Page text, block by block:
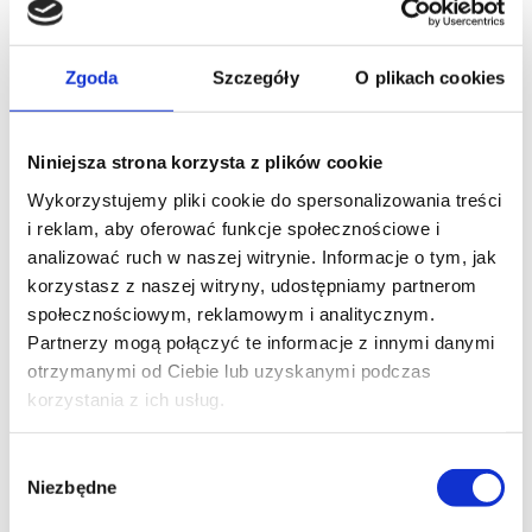
Zgoda Szczegóły O plikach cookies
Niniejsza strona korzysta z plików cookie
Wykorzystujemy pliki cookie do spersonalizowania treści
i reklam, aby oferować funkcje społecznościowe i
analizować ruch w naszej witrynie. Informacje o tym, jak
korzystasz z naszej witryny, udostępniamy partnerom
społecznościowym, reklamowym i analitycznym.
Partnerzy mogą połączyć te informacje z innymi danymi
otrzymanymi od Ciebie lub uzyskanymi podczas
korzystania z ich usług.
zgody
Niezbędne
Jeżeli Pacjent posiada polisę w firmie
również może rozliczać się bezgotówkowo w
Szpitalu Carolina.Warunkiem koniecznym do
spełnienia w takim przypadku jest przed wykonaniem
usługi przesłanie przez daną firmę ubezpieczeniową
gwarancji płatności.
Karta EHIC
zdrowotne w dowolnym kraju Unii Europejskiej,
którego potwierdzeniem jest karta EHIC (European